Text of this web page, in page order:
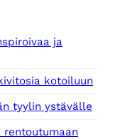
ja
kotoiluun
tyylin ystävälle
rentoutumaan